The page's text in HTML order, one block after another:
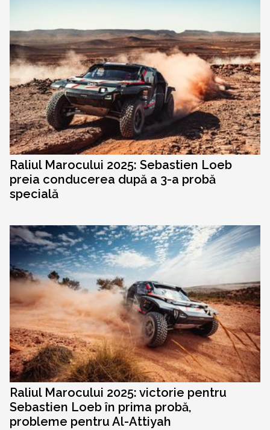
Raliul Marocului 2025: Sebastien Loeb
preia conducerea după a 3-a probă
specială
Raliul Marocului 2025: victorie pentru
Sebastien Loeb în prima probă,
probleme pentru Al-Attiyah